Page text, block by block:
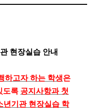
현장실습 안내
하고자 하는 학생은
도록 공지사항과 첫
년기관 현장실습 학